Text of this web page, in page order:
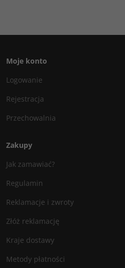
Moje konto
Logowanie
Rejestracja
Przechowalnia
Zakupy
Jak zamawiać?
Regulamin
Reklamacje i zwroty
Złóż reklamację
Kraje dostawy
Metody płatności